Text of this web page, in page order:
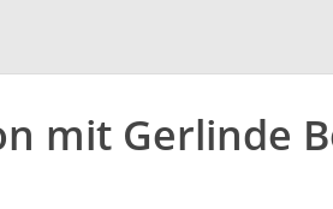
mit Gerlinde